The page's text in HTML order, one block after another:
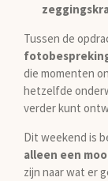
Tussen de
die momenten
hetzelfde
verder kunt
Dit weekend is
alleen een
zijn naar wat er